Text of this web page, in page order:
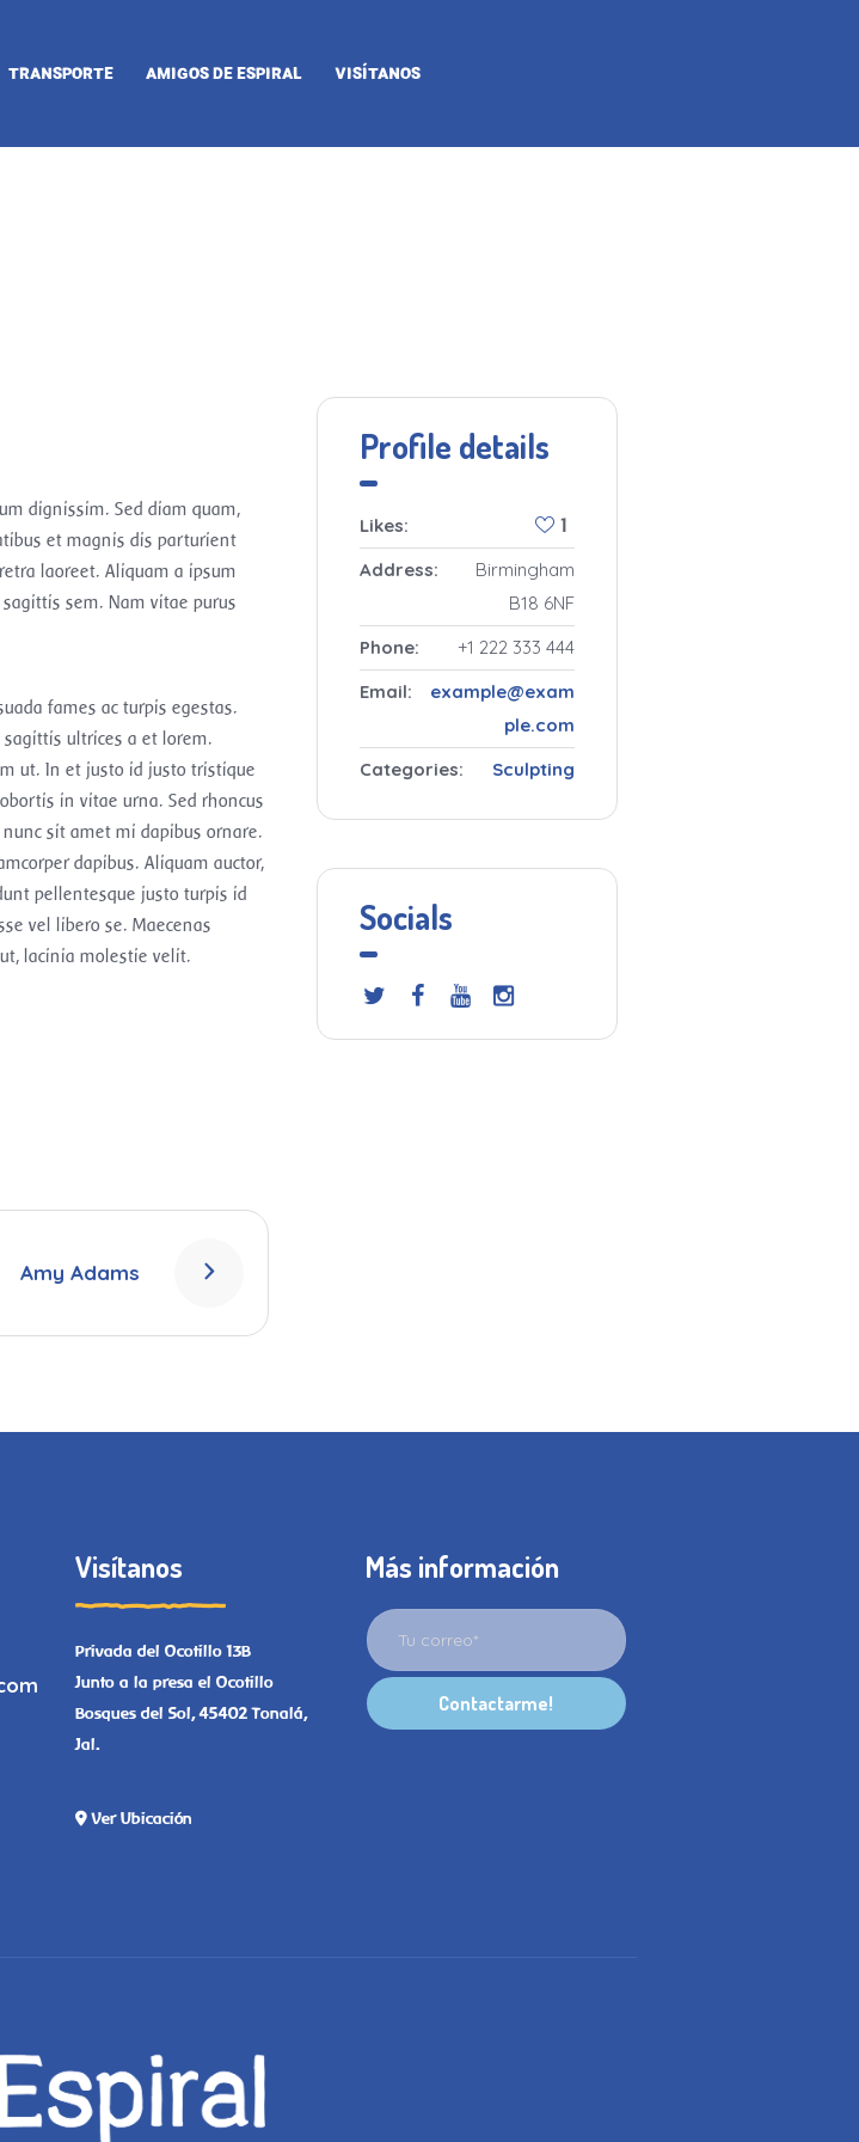
TRANSPORTE AMIGOS DE ESPIRAL VISÍTANOS
dignissim. Sed diam quam,
et magnis dis parturient
laoreet. Aliquam a ipsum
sem. Nam vitae purus
fames ac turpis egestas.
ultrices a et lorem.
ut. In et justo id justo tristique
in vitae urna. Sed rhoncus
sit amet mi dapibus ornare.
dapibus. Aliquam auctor,
pellentesque justo turpis id
vel libero se. Maecenas
lacinia molestie velit.
Profile details
Likes: 1
Address:
Birmingham
B18 6NF
Phone:
+1 222 333 444
Email:
example@exam
ple.com
Categories:
Sculpting
Socials
Amy Adams
Visítanos
Privada del Ocotillo 13B
Junto a la presa el Ocotillo
Bosques del Sol, 45402 Tonalá,
Jal.
Ver Ubicación
Más información